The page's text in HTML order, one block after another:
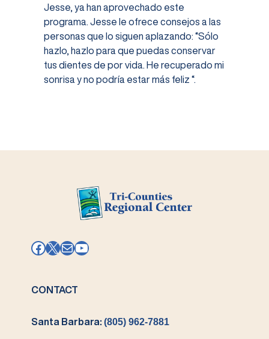
Jesse, ya han aprovechado este
programa. Jesse le ofrece consejos a las
personas que lo siguen aplazando: “Sólo
hazlo, hazlo para que puedas conservar
tus dientes de por vida. He recuperado mi
sonrisa y no podría estar más feliz “.
Facebook
X MailYouTube
CONTACT
Santa Barbara:(805) 962-7881